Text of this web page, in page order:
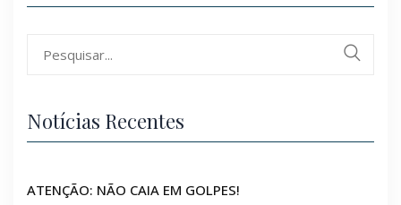
Notícias Recentes
ATENÇÃO: NÃO CAIA EM GOLPES!